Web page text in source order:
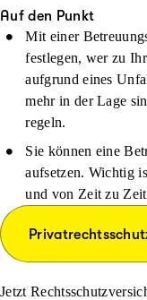
Auf den Punkt
Mit einer
festlegen, wer zu
aufgrund eines
mehr in der Lage
regeln.
Sie können eine
aufsetzen. Wichtig
und von Zeit zu
Jetzt